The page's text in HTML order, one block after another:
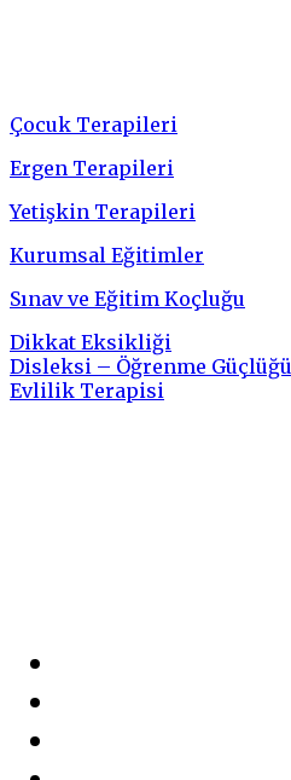
Çocuk Terapileri
Ergen Terapileri
Yetişkin Terapileri
Kurumsal Eğitimler
Sınav ve Eğitim Koçluğu
Dikkat Eksikliği
Disleksi – Öğrenme Güçlüğü
Evlilik Terapisi